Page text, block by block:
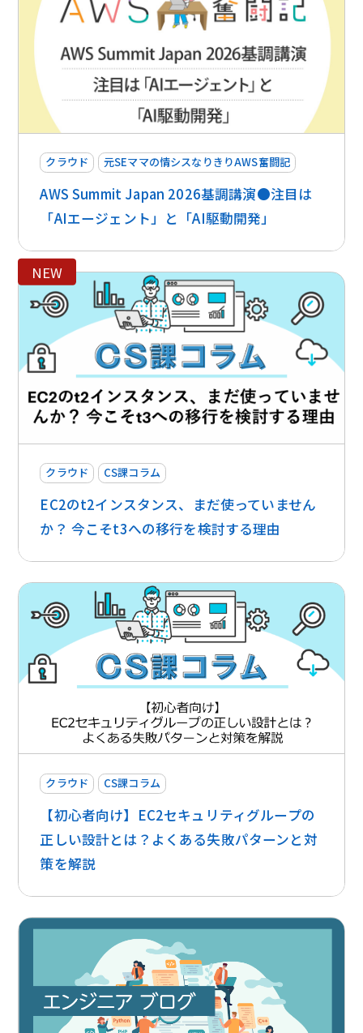
クラウド 元SEママの情シスなりきりAWS奮闘記
AWS Summit Japan 2026基調講演●注目は
「AIエージェント」と「AI駆動開発」
NEW
クラウド CS課コラム
EC2のt2インスタンス、まだ使っていません
か？ 今こそt3への移行を検討する理由
クラウド CS課コラム
【初心者向け】EC2セキュリティグループの
正しい設計とは？よくある失敗パターンと対
策を解説